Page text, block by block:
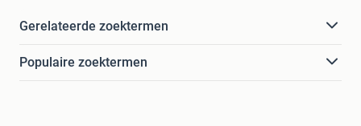
Gerelateerde zoektermen
Populaire zoektermen